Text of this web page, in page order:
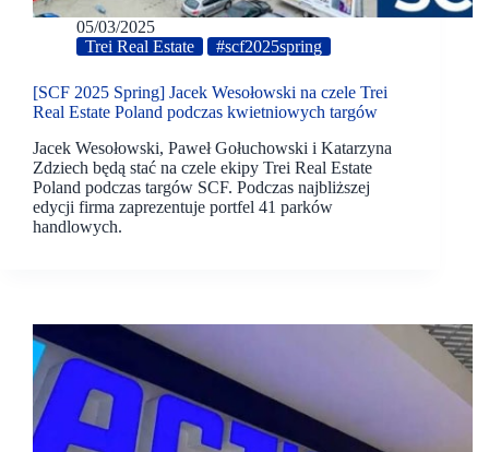
05/03/2025
Trei Real Estate
#scf2025spring
[SCF 2025 Spring] Jacek Wesołowski na czele Trei
Real Estate Poland podczas kwietniowych targów
Jacek Wesołowski, Paweł Gołuchowski i Katarzyna
Zdziech będą stać na czele ekipy Trei Real Estate
Poland podczas targów SCF. Podczas najbliższej
edycji firma zaprezentuje portfel 41 parków
handlowych.